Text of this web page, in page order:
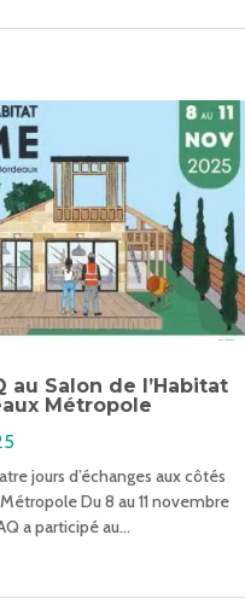
au Salon de l’Habitat
Métropole
jours d’échanges aux côtés
Du 8 au 11 novembre
a participé au...